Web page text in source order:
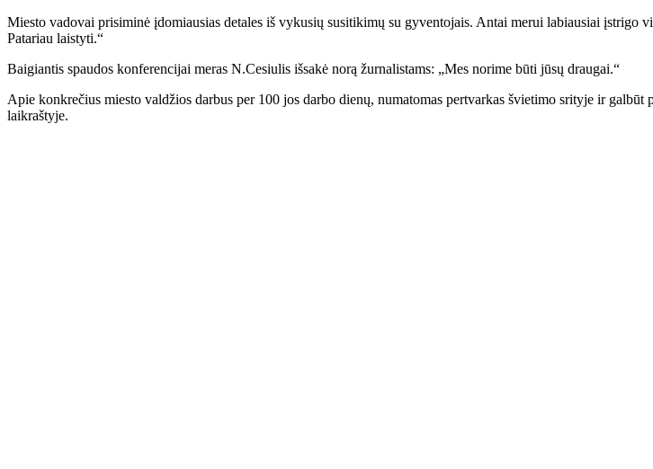
Miesto vadovai prisiminė įdomiausias detales iš vykusių susitikimų su gyventojais. Antai merui labiausiai įstrigo
Patariau laistyti.“
Baigiantis spaudos konferencijai meras N.Cesiulis išsakė norą žurnalistams: „Mes norime būti jūsų draugai.“
Apie konkrečius miesto valdžios darbus per 100 jos darbo dienų, numatomas pertvarkas švietimo srityje ir
laikraštyje.